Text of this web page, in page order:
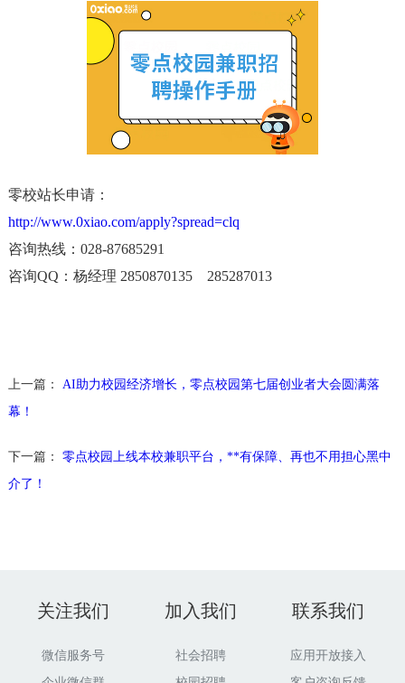
零校站长申请：
http://www.0xiao.com/apply?spread=clq
咨询热线：028-87685291
咨询QQ：杨经理 2850870135 285287013
上一篇： AI助力校园经济增长，零点校园第七届创业者大会圆满落
幕！
下一篇： 零点校园上线本校兼职平台，**有保障、再也不用担心黑中
介了！
关注我们
微信服务号
加入我们
社会招聘
联系我们
应用开放接入